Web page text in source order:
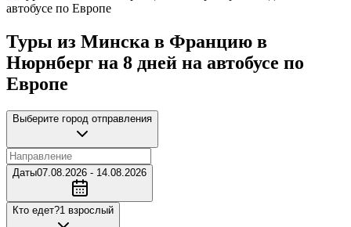
Туры из Минска в Францию в
Нюрнберг на 8 дней на автобусе по
Европе
Выберите город отправления
Даты07.08.2026 - 14.08.2026
Кто едет?1 взрослый